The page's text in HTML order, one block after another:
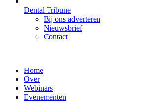
Dental Tribune
Bij ons adverteren
Nieuwsbrief
Contact
Home
Over
Webinars
Evenementen